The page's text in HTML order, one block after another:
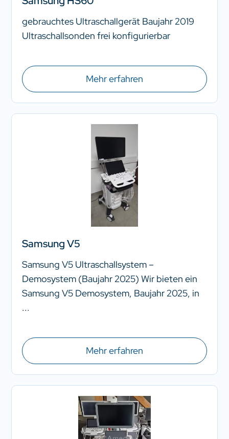
gebrauchtes Ultraschallgerät Baujahr 2019
Ultraschallsonden frei konfigurierbar
Mehr erfahren
Samsung V5
Samsung V5 Ultraschallsystem –
Demosystem (Baujahr 2025) Wir bieten ein
Samsung V5 Demosystem, Baujahr 2025, in
...
Mehr erfahren